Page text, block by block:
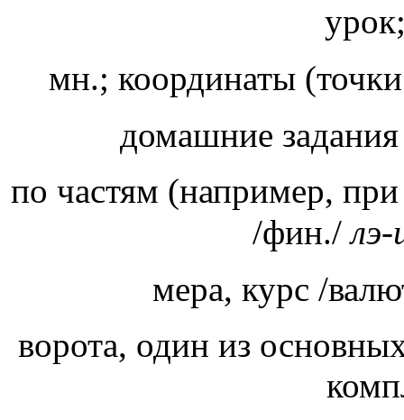
мн.; координаты
домашние
по частям (например,
/фин./
мера, курс /
ворота, один из